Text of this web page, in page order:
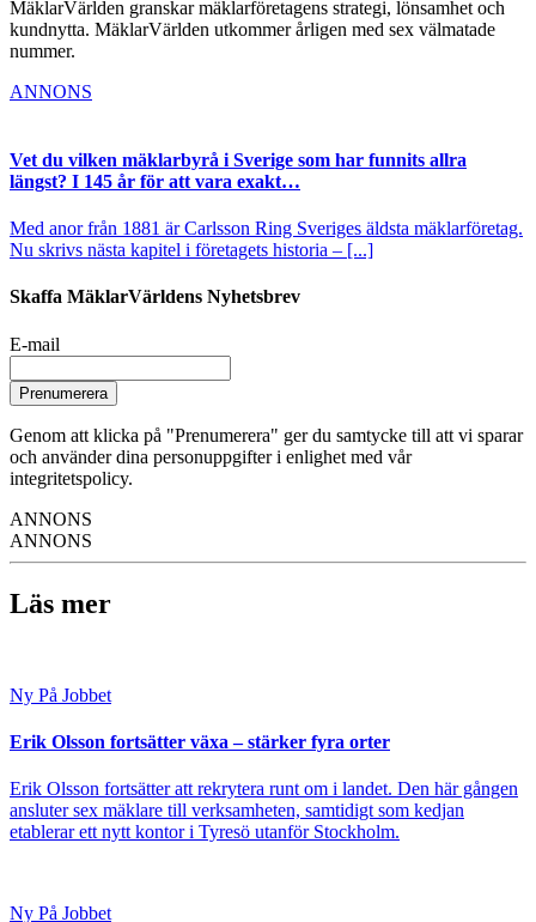
MäklarVärlden granskar mäklarföretagens strategi, lönsamhet och
kundnytta. MäklarVärlden utkommer årligen med sex välmatade
nummer.
ANNONS
Vet du vilken mäklarbyrå i Sverige som har funnits allra
längst? I 145 år för att vara exakt…
Med anor från 1881 är Carlsson Ring Sveriges äldsta mäklarföretag.
Nu skrivs nästa kapitel i företagets historia – [...]
Skaffa MäklarVärldens Nyhetsbrev
E-mail
Prenumerera
Genom att klicka på "Prenumerera" ger du samtycke till att vi sparar
och använder dina personuppgifter i enlighet med vår
integritetspolicy.
ANNONS
ANNONS
Läs mer
Ny På Jobbet
Erik Olsson fortsätter växa – stärker fyra orter
Erik Olsson fortsätter att rekrytera runt om i landet. Den här gången
ansluter sex mäklare till verksamheten, samtidigt som kedjan
etablerar ett nytt kontor i Tyresö utanför Stockholm.
Ny På Jobbet